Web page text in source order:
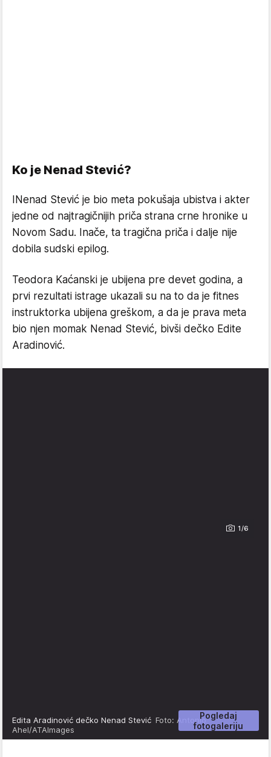
Ko je Nenad Stević?
INenad Stević je bio meta pokušaja ubistva i akter
jedne od najtragičnijih priča strana crne hronike u
Novom Sadu. Inače, ta tragična priča i dalje nije
dobila sudski epilog.
Teodora Kaćanski je ubijena pre devet godina, a
prvi rezultati istrage ukazali su na to da je fitnes
instruktorka ubijena greškom, a da je prava meta
bio njen momak Nenad Stević, bivši dečko Edite
Aradinović.
1/6
Pogledaj
fotogaleriju
Edita Aradinović dečko Nenad Stević Foto: Antonio
Ahel/ATAImages